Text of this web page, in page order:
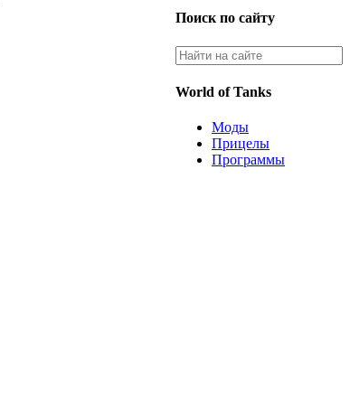
Поиск по сайту
World of Tanks
Моды
Прицелы
Программы